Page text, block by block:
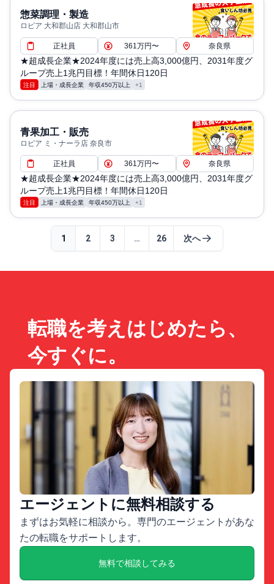
惣菜調理・製造
ロピア 大和郡山店 大和郡山市
正社員 361万円〜 奈良県
★超成長企業★2024年度には売上高3,000億円、2031年度グ
ループ売上1兆円目標！年間休日120日
注目 上場・成長企業 年収450万以上 +1
青果加工・販売
ロピア ミ・ナーラ店 奈良市
正社員 361万円〜 奈良県
★超成長企業★2024年度には売上高3,000億円、2031年度グ
ループ売上1兆円目標！年間休日120日
注目 上場・成長企業 年収450万以上 +1
1 2 3 … 26 次へ
転職を考えはじめたら、
今すぐに。
エージェントに無料相談する
まずはお気軽に相談から。専門のエージェントがあな
たの転職をサポートします。
無料で相談してみる